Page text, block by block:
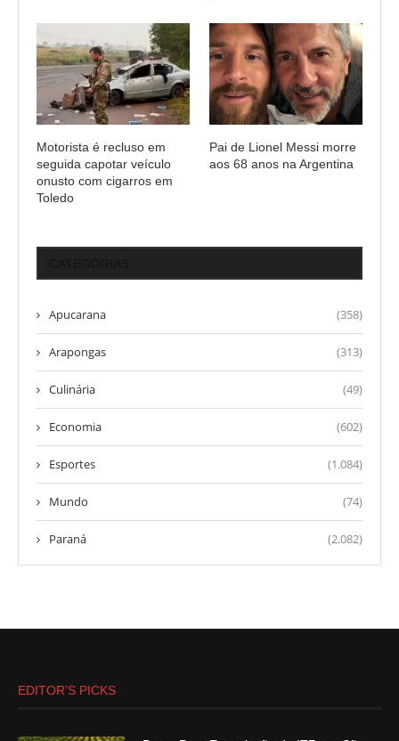
Motorista é recluso em
seguida capotar veículo
onusto com cigarros em
Toledo
Pai de Lionel Messi morre
aos 68 anos na Argentina
Apucarana (358)
Arapongas (313)
Culinária (49)
Economia (602)
Esportes (1.084)
Mundo (74)
Paraná (2.082)
EDITOR’S PICKS